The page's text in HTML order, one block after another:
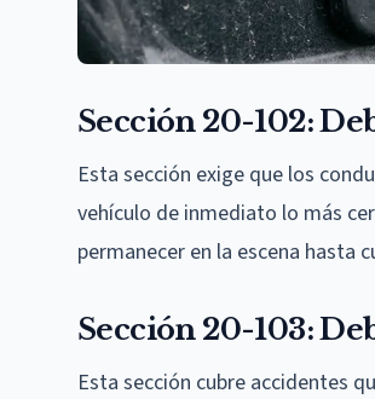
Sección 20-102:
Esta sección exige que los
vehículo de inmediato lo más
permanecer en la escena hasta
Sección 20-103:
Esta sección cubre accidentes